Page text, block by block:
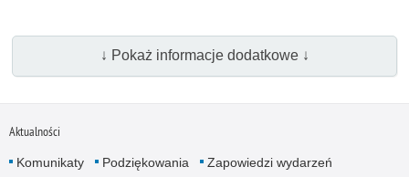
↓ Pokaż informacje dodatkowe ↓
Aktualności
Komunikaty Podziękowania
Zapowiedzi wydarzeń